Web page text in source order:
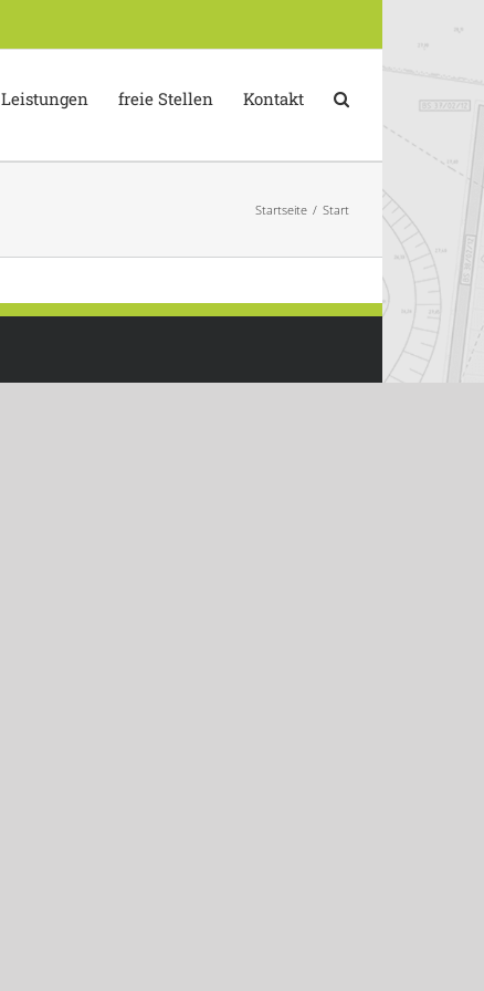
Leistungen freie Stellen Kontakt
Startseite / Start